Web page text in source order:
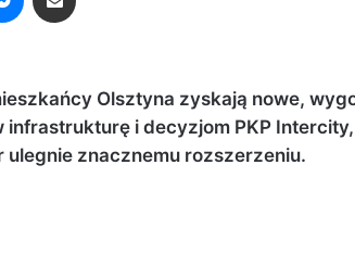
Olsztyna zyskają nowe,
infrastrukturę i decyzjom PKP
ulegnie znacznemu rozszerzeniu.